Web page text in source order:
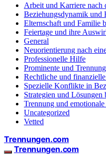
Arbeit und Karriere nach
Beziehungsdynamik und
Elternschaft und Familie
Feiertage und ihre
General
Neuorientierung nach
Professionelle Hilfe
Prominente und
Rechtliche und
Spezielle Konflikte in
Strategien und Lösungen
Trennung und
Uncategorized
Vetted
Trennungen.com
Trennungen.com